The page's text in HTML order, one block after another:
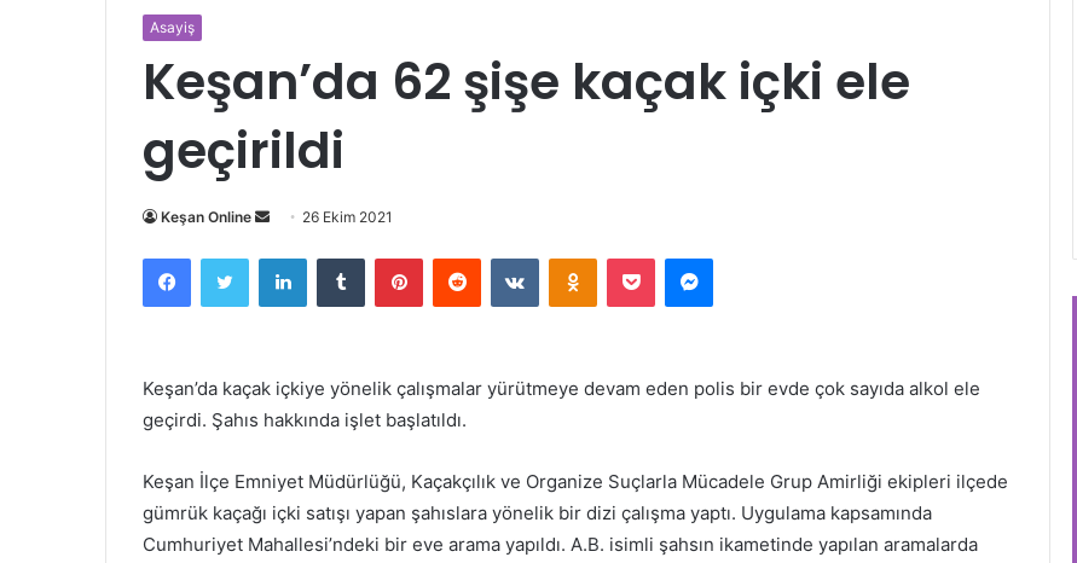
Asayiş
Keşan’da 62 şişe kaçak içki ele
geçirildi
Keşan Online
Bir
posta
göndermek
26 Ekim 2021
FacebookTwitter LinkedInTumblr PinterestReddit VKontakteOdnoklassniki
Pocket Messenger
Keşan’da kaçak içkiye yönelik çalışmalar yürütmeye devam eden polis bir evde çok sayıda alkol ele
geçirdi. Şahıs hakkında işlet başlatıldı.
Keşan İlçe Emniyet Müdürlüğü, Kaçakçılık ve Organize Suçlarla Mücadele Grup Amirliği ekipleri ilçede
gümrük kaçağı içki satışı yapan şahıslara yönelik bir dizi çalışma yaptı. Uygulama kapsamında
Cumhuriyet Mahallesi’ndeki bir eve arama yapıldı. A.B. isimli şahsın ikametinde yapılan aramalarda